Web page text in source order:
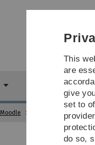
Digital
Moodle Help & tips for Moodle
This
are
give
set to
do so,